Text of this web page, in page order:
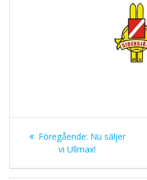
Föregående: Föregående
inlägg:
Nu säljer
vi Ullmax!